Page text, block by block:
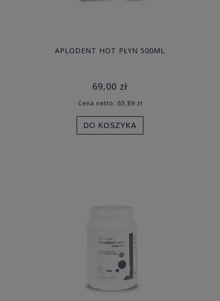
APLODENT HOT PŁYN 500ML
69,00 zł
Cena netto: 63,89 zł
DO KOSZYKA